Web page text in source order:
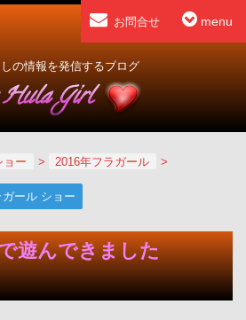
menu
お問合せ
の情報を発信するブログ
ョー > 2016年フラガール >
ガール ショー
遊んできました